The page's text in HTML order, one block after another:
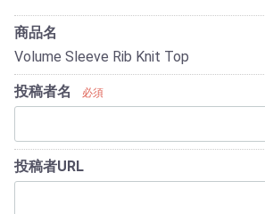
商品名
Volume Sleeve Rib Knit Top
投稿者名 必須
投稿者URL